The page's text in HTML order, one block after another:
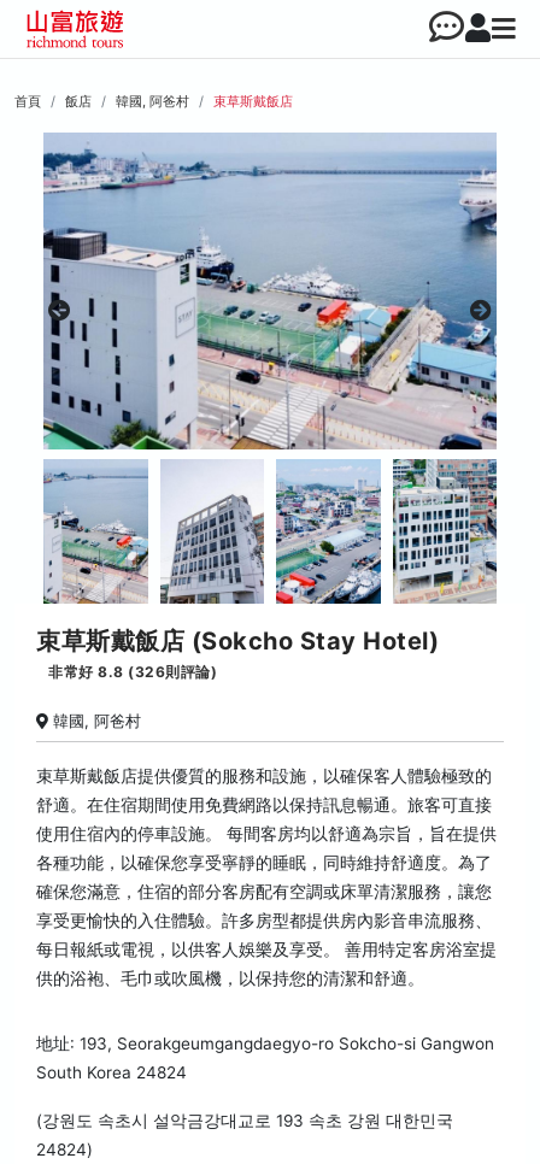
首頁 飯店 韓國, 阿爸村 束草斯戴飯店
束草斯戴飯店 (Sokcho Stay Hotel)
非常好 8.8 (326則評論)
韓國, 阿爸村
束草斯戴飯店提供優質的服務和設施，以確保客人體驗極致的
舒適。在住宿期間使用免費網路以保持訊息暢通。旅客可直接
使用住宿內的停車設施。 每間客房均以舒適為宗旨，旨在提供
各種功能，以確保您享受寧靜的睡眠，同時維持舒適度。為了
確保您滿意，住宿的部分客房配有空調或床單清潔服務，讓您
享受更愉快的入住體驗。許多房型都提供房內影音串流服務、
每日報紙或電視，以供客人娛樂及享受。 善用特定客房浴室提
供的浴袍、毛巾或吹風機，以保持您的清潔和舒適。
地址: 193, Seorakgeumgangdaegyo-ro Sokcho-si Gangwon
South Korea 24824
(강원도 속초시 설악금강대교로 193 속초 강원 대한민국
24824)